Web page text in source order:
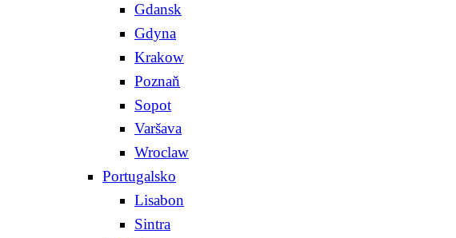
Gdansk
Gdyna
Krakow
Poznaň
Sopot
Varšava
Wroclaw
Portugalsko
Lisabon
Sintra